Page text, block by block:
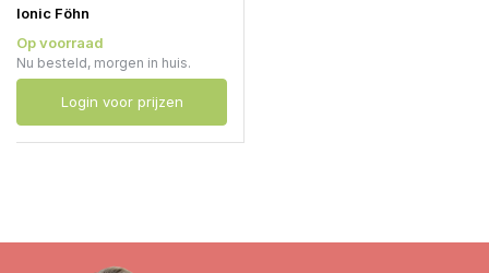
Ionic Föhn
Op voorraad
Nu besteld, morgen in huis.
Login voor prijzen